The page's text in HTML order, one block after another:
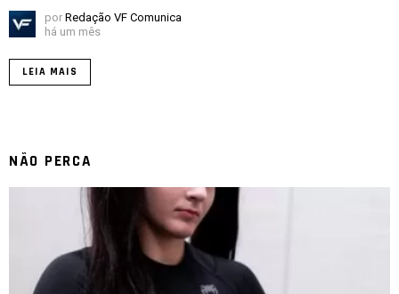
por Redação VF Comunica
há um mês
LEIA MAIS
NÃO PERCA